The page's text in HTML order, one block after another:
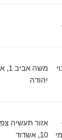
משה אביב 1, אור
יהודה
אזור תעשיה צפוני
10, אשדוד